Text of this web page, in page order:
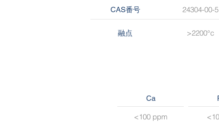
24304-00-5
CAS番号
>2200°c
融点
Ca
<100 ppm